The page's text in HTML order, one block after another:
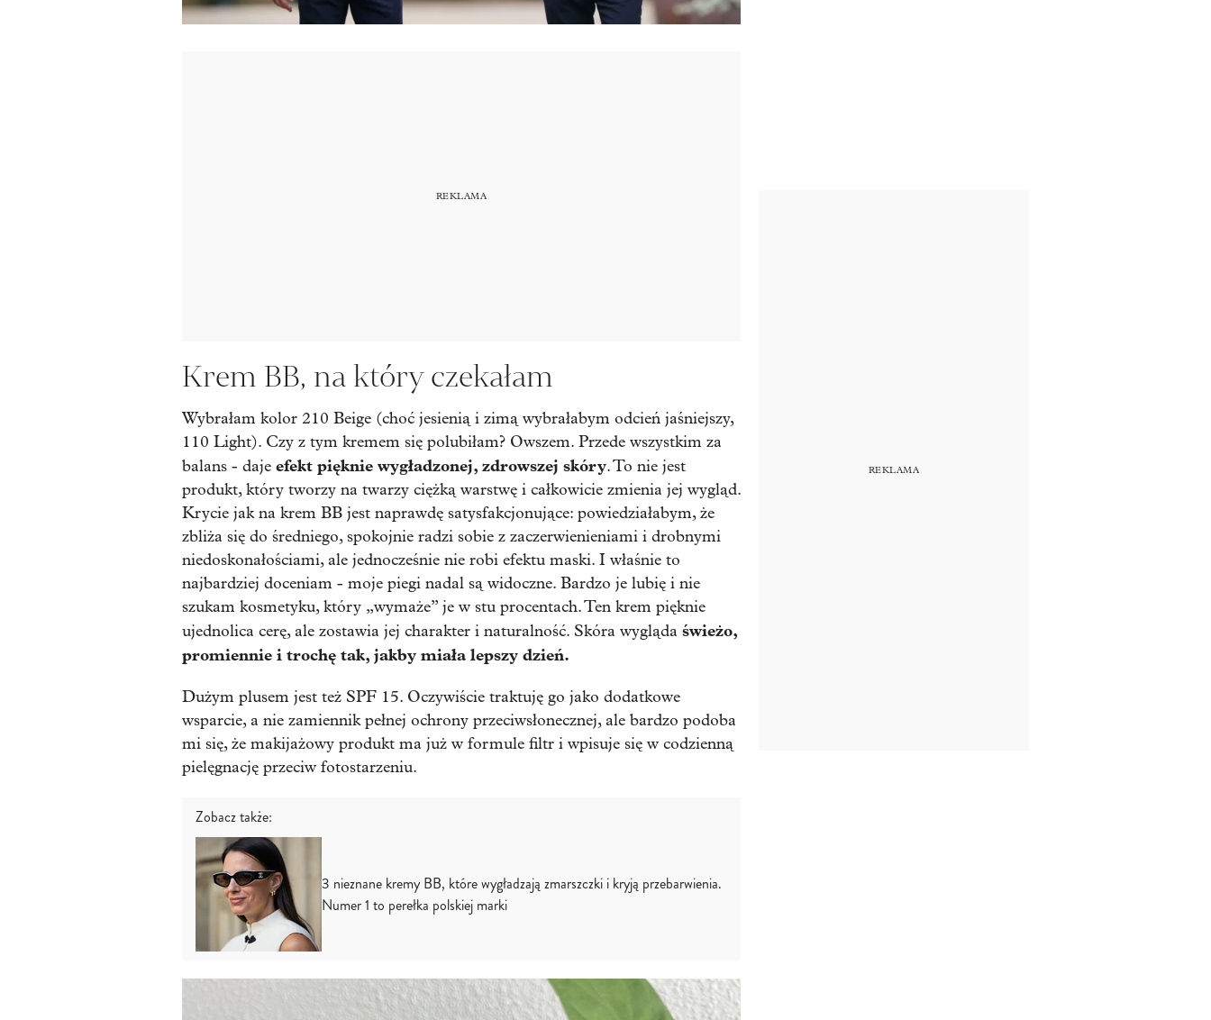
Krem BB, na który czekałam
Wybrałam kolor 210 Beige (choć jesienią i zimą wybrałabym odcień jaśniejszy,
110 Light). Czy z tym kremem się polubiłam? Owszem. Przede wszystkim za
balans - daje efekt pięknie wygładzonej, zdrowszej skóry. To nie jest
produkt, który tworzy na twarzy ciężką warstwę i całkowicie zmienia jej wygląd.
Krycie jak na krem BB jest naprawdę satysfakcjonujące: powiedziałabym, że
zbliża się do średniego, spokojnie radzi sobie z zaczerwienieniami i drobnymi
niedoskonałościami, ale jednocześnie nie robi efektu maski. I właśnie to
najbardziej doceniam - moje piegi nadal są widoczne. Bardzo je lubię i nie
szukam kosmetyku, który „wymaże” je w stu procentach. Ten krem pięknie
ujednolica cerę, ale zostawia jej charakter i naturalność. Skóra wygląda świeżo,
promiennie i trochę tak, jakby miała lepszy dzień.
Dużym plusem jest też SPF 15. Oczywiście traktuję go jako dodatkowe
wsparcie, a nie zamiennik pełnej ochrony przeciwsłonecznej, ale bardzo podoba
mi się, że makijażowy produkt ma już w formule filtr i wpisuje się w codzienną
pielęgnację przeciw fotostarzeniu.
Zobacz także:
3 nieznane kremy BB, które wygładzają zmarszczki i kryją przebarwienia.
Numer 1 to perełka polskiej marki